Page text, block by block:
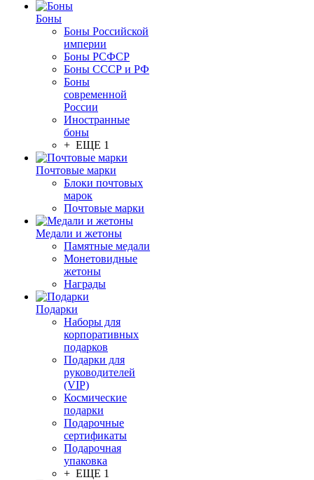
Боны
Боны Российской
империи
Боны РСФСР
Боны СССР и РФ
Боны
современной
России
Иностранные
боны
+ ЕЩЕ 1
Почтовые марки
Блоки почтовых
марок
Почтовые марки
Медали и жетоны
Памятные медали
Монетовидные
жетоны
Награды
Подарки
Наборы для
корпоративных
подарков
Подарки для
руководителей
(VIP)
Космические
подарки
Подарочные
сертификаты
Подарочная
упаковка
+ ЕЩЕ 1